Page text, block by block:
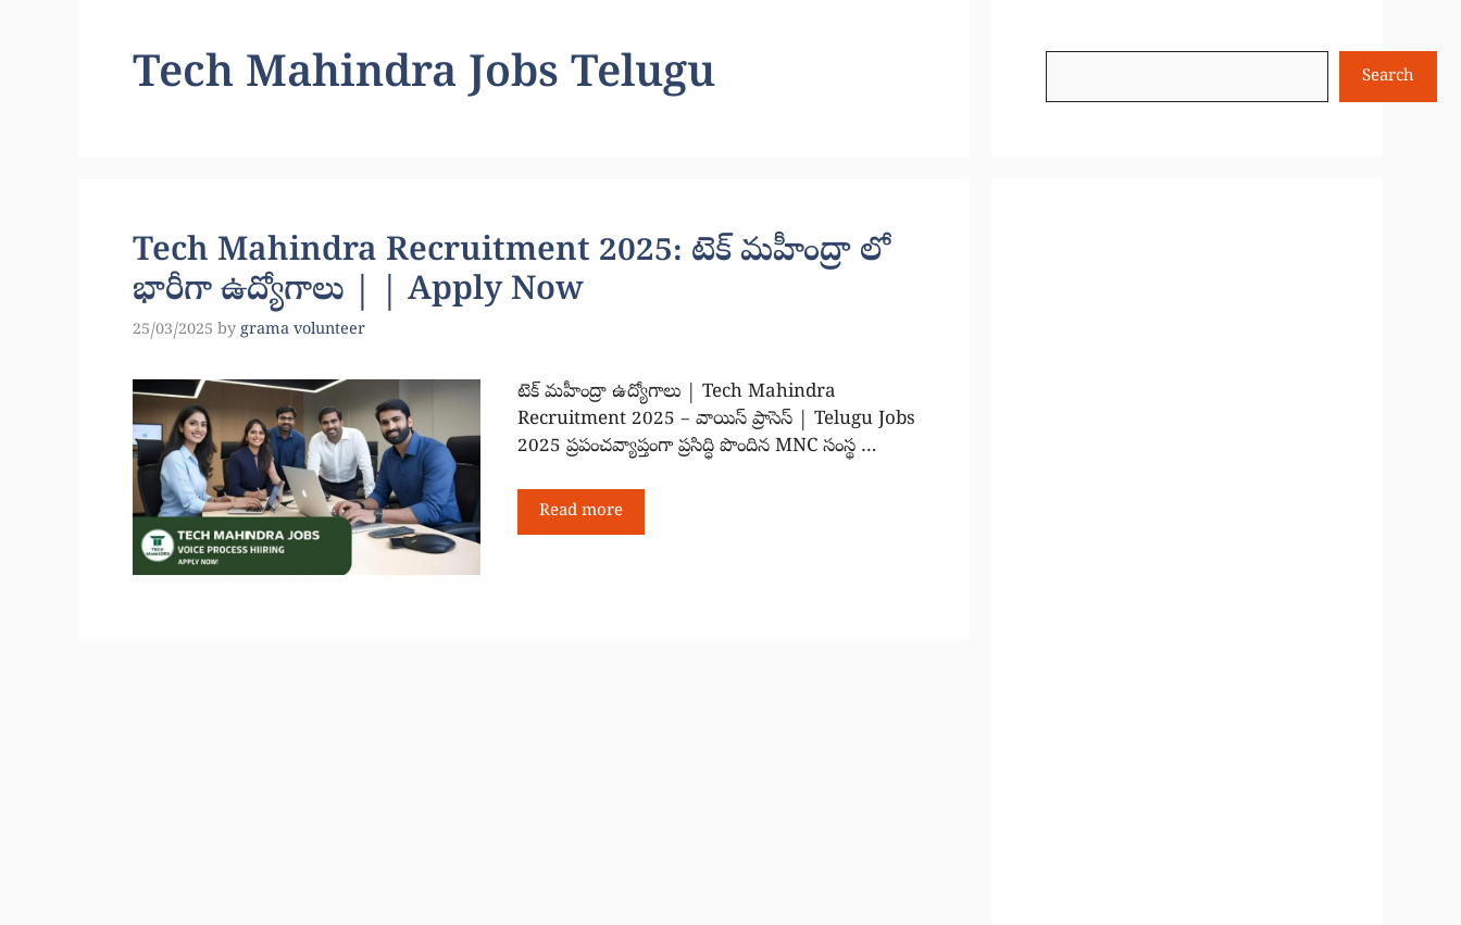
Tech Mahindra Jobs Telugu
Tech Mahindra Recruitment 2025: టెక్ మహీంద్రా లో
భారీగా ఉద్యోగాలు | | Apply Now
25/03/2025 by grama volunteer
టెక్ మహీంద్రా ఉద్యోగాలు | Tech Mahindra
Recruitment 2025 – వాయిస్ ప్రాసెస్ | Telugu Jobs
2025 ప్రపంచవ్యాప్తంగా ప్రసిద్ధి పొందిన MNC సంస్థ …
Read more
Search